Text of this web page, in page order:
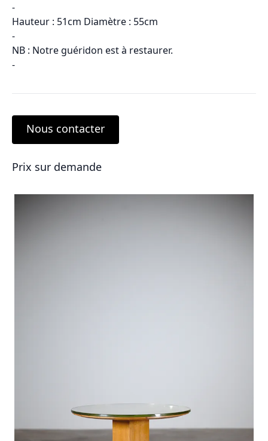
-
Hauteur : 51cm Diamètre : 55cm
-
NB : Notre guéridon est à restaurer.
-
Nous contacter
Prix sur demande